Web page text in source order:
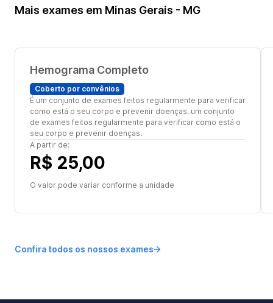
Mais exames em Minas Gerais - MG
Hemograma Completo
Coberto por convênios
É um conjunto de exames feitos regularmente para verificar
como está o seu corpo e prevenir doenças. um conjunto
de exames feitos regularmente para verificar como está o
seu corpo e prevenir doenças.
A partir de:
R$ 25,00
O valor pode variar conforme a unidade
Confira todos os nossos exames